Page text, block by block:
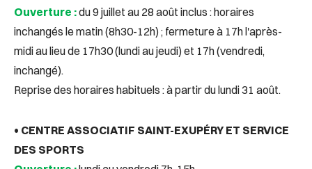
Ouverture :du 9 juillet au 28 août inclus : horaires
inchangés le matin (8h30-12h) ; fermeture à 17h l'après-
midi au lieu de 17h30 (lundi au jeudi) et 17h (vendredi,
inchangé).
Reprise des horaires habituels : à partir du lundi 31 août.
• CENTRE ASSOCIATIF SAINT-EXUPÉRY ET SERVICE
DES SPORTS